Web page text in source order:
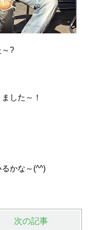
～?
した～！
かな～(^^)
次の記事